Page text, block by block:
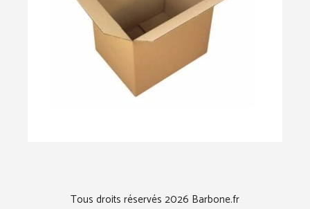
Tous droits réservés 2026 Barbone.fr